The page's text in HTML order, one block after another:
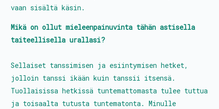
Media
Yhteystiedot
Kestävyyssuunitelma
Tanssin Aika – festivaali
vaan sisältä käsin.
Mikä on ollut mieleenpainuvinta tähän astisella
taiteellisella urallasi?
Sellaiset tanssimisen ja esiintymisen hetket,
jolloin tanssi ikään kuin tanssii itsensä.
Tuollaisissa hetkissä tuntemattomasta tulee tuttua
ja toisaalta tutusta tuntematonta. Minulle